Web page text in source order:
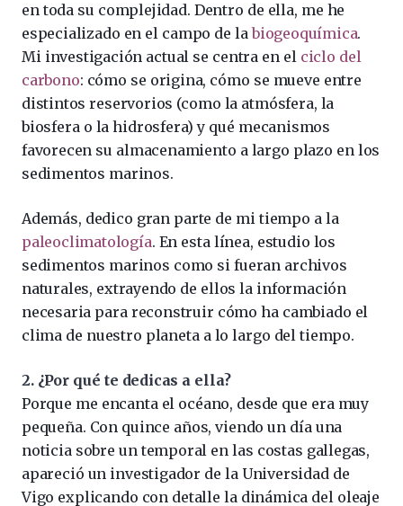
en toda su complejidad. Dentro de ella, me he
especializado en el campo de labiogeoquímica.
Mi investigación actual se centra en el ciclo del
carbono: cómo se origina, cómo se mueve entre
distintos reservorios (como la atmósfera, la
biosfera o la hidrosfera) y qué mecanismos
favorecen su almacenamiento a largo plazo en los
sedimentos marinos.
Además, dedico gran parte de mi tiempo a la
paleoclimatología. En esta línea, estudio los
sedimentos marinos como si fueran archivos
naturales, extrayendo de ellos la información
necesaria para reconstruir cómo ha cambiado el
clima de nuestro planeta a lo largo del tiempo.
2. ¿Por qué te dedicas a ella?
Porque me encanta el océano, desde que era muy
pequeña. Con quince años, viendo un día una
noticia sobre un temporal en las costas gallegas,
apareció un investigador de la Universidad de
Vigo explicando con detalle la dinámica del oleaje